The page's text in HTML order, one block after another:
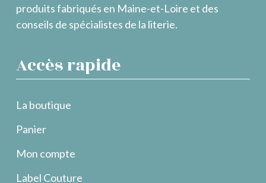
produits fabriqués en Maine-et-Loire et des
conseils de spécialistes de la literie.
Accès rapide
La boutique
Panier
Mon compte
Label Couture